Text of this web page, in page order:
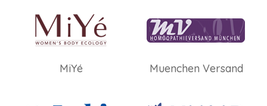
MiYé Muenchen Versand